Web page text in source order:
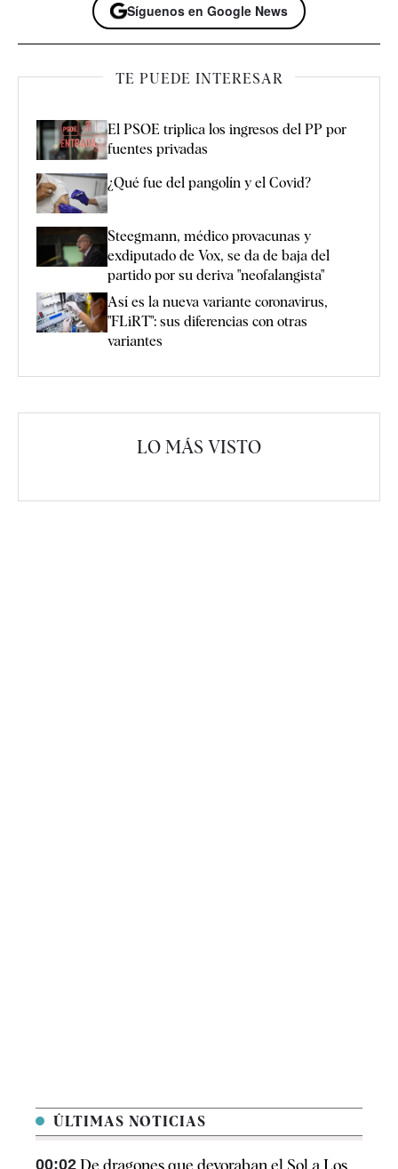
Síguenos en Google News
TE PUEDE INTERESAR
El PSOE triplica los ingresos del PP por
fuentes privadas
¿Qué fue del pangolín y el Covid?
Steegmann, médico provacunas y
exdiputado de Vox, se da de baja del
partido por su deriva "neofalangista"
Así es la nueva variante coronavirus,
"FLiRT": sus diferencias con otras
variantes
LO MÁS VISTO
ÚLTIMAS NOTICIAS
00:02 De dragones que devoraban el Sol a Los